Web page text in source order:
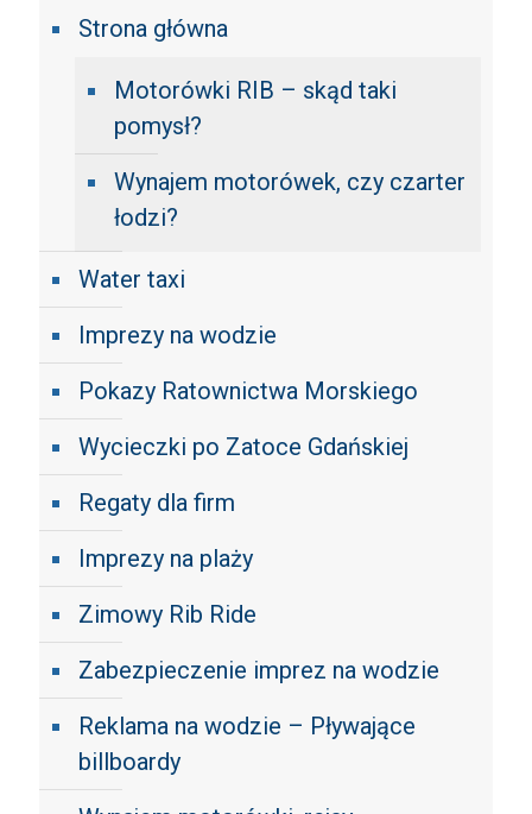
Strona główna
Motorówki RIB – skąd taki
pomysł?
Wynajem motorówek, czy czarter
łodzi?
Water taxi
Imprezy na wodzie
Pokazy Ratownictwa Morskiego
Wycieczki po Zatoce Gdańskiej
Regaty dla firm
Imprezy na plaży
Zimowy Rib Ride
Zabezpieczenie imprez na wodzie
Reklama na wodzie – Pływające
billboardy